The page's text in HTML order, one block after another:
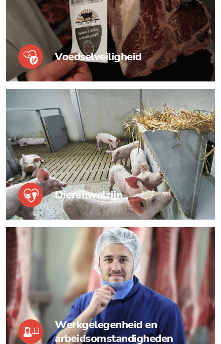
Voedselveiligheid
Dierenwelzijn
Werkgelegenheid en
arbeidsomstandigheden